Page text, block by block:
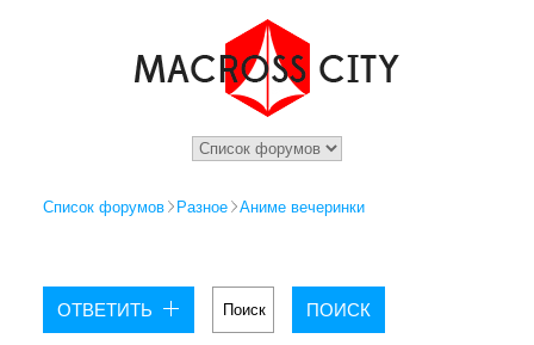
Список форумов Разное Аниме вечеринки
ОТВЕТИТЬ